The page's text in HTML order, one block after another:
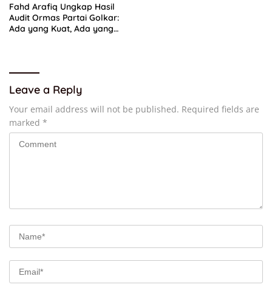
Fahd Arafiq Ungkap Hasil
Audit Ormas Partai Golkar:
Ada yang Kuat, Ada yang
Leave a Reply
Your email address will not be published. Required fields are
marked *